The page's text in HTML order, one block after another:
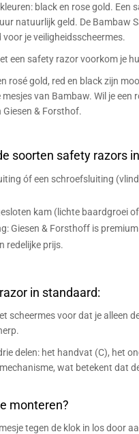
black en rose gold. Een
natuurlijk geld. De Bambaw
je veiligheidsscheermes.
een safety razor voorkom je
rosé gold, red en black zijn
mesjes van Bambaw. Wil je een
& Forsthof.
soorten safety razors
óf een schroefsluiting
kam (lichte baardgroei
Giesen & Forsthoff is
redelijke prijs.
in standaard:
scheermes voor dat je alleen
delen: het handvat (C), het
wat betekent dat
monteren?
tegen de klok in los door